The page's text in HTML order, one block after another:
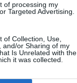
of processing my
Targeted Advertising.
of Collection, Use,
and/or Sharing of my
Is Unrelated with the
it was collected.
ΔΙΑΦΗΜΙΣΗ